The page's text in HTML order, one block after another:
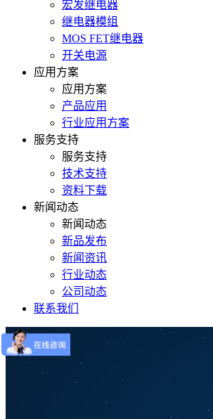
宏发继电器
继电器模组
MOS FET继电器
开关电源
应用方案
应用方案
产品应用
行业应用方案
服务支持
服务支持
技术支持
资料下载
新闻动态
新闻动态
新品发布
新闻资讯
行业动态
公司动态
联系我们